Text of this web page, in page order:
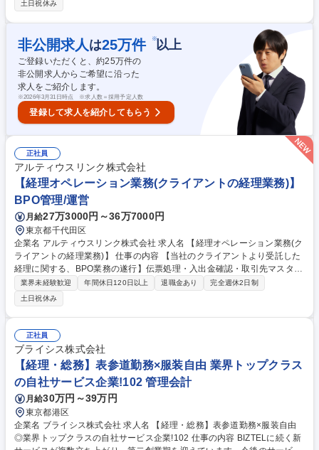
精算・支払依頼・給与支払・資金移動等） ＜詳細＞・オペレーションの習
得はもちろん、マニュアルの作成・研修・品質管理を行っていただきま
す。・オペレーターの指導育成。・お客様企業担当者との運用調整、各種
報告の実施。・オペレーターが行った作業のダブルチェック。・業務遂行
計画の立案、進捗管理。・品質向上施策の立案及び実行。 募集職種 【経
理業務の管理者（マネジメント）】国内コンタクトセンター売上No1
土日祝休み
非公開求人 は25万件 ※以上
ご登録いただくと、約25万件の
非公開求人からご希望に沿った
求人をご紹介します。
※2026年3月31日時点 ※求人数＝採用予定人数
登録して求人を紹介してもらう
正社員
アルティウスリンク株式会社
【経理オペレーション業務(クライアントの経理業務)】
BPO管理/運営
月給27万3000円～36万7000円
東京都千代田区
企業名 アルティウスリンク株式会社 求人名 【経理オペレーション業務(ク
ライアントの経理業務)】 仕事の内容 【当社のクライアントより受託した
経理に関する、BPO業務の遂行】伝票処理・入出金確認・取引先マスタ登
録・経費精算・支払依頼・給与支払・資金移動等の経理業務関連のオペレ
ーションに従事頂く方を募集します。 ますはオペレーションンを習得し、
その後オペレーターのサポート、その後は今後の業容拡大を踏まえ将来的
にはリーダーを目指してください。 【将来的に担って頂く業務】・オペレ
ーションの習得はもちろん、マニュアルの作成・研修・品質管理・オペレ
ーターの指導育成・お客様企業担当者との運用調整、各種報告の実施・オ
ペレーターが行った作業のダブルチェック・業務遂行計画の立案、進捗管
理・品質向上施策の立案及び実行 募集職種 【経理オペレーション業務(ク
ライアントの経理業務)】
業界未経験歓迎 年間休日120日以上 退職金あり
完全週休2日制
土日祝休み
正社員
ブライシス株式会社
【経理・総務】表参道勤務×服装自由 業界トップクラス
の自社サービス企業!102 管理会計
月給30万円～39万円
東京都港区
企業名 ブライシス株式会社 求人名 【経理・総務】表参道勤務×服装自由
◎業界トップクラスの自社サービス企業!102 仕事の内容 BIZTELに続く新